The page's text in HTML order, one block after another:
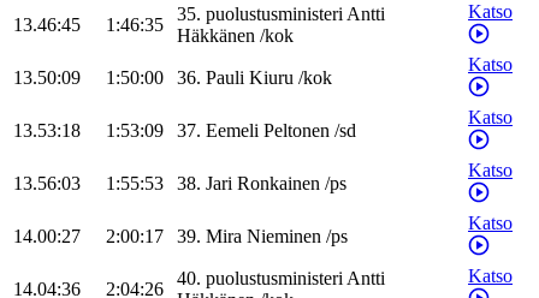
13.46:45 1:46:35
35. puolustusministeriAntti
Häkkänen /kok
Katso
13.50:09 1:50:00 36. Pauli Kiuru /kok
Katso
13.53:18 1:53:09 37. Eemeli Peltonen /sd
Katso
13.56:03 1:55:53 38. Jari Ronkainen /ps
Katso
14.00:27 2:00:17 39. Mira Nieminen /ps
Katso
14.04:36 2:04:26
40. puolustusministeriAntti
Katso